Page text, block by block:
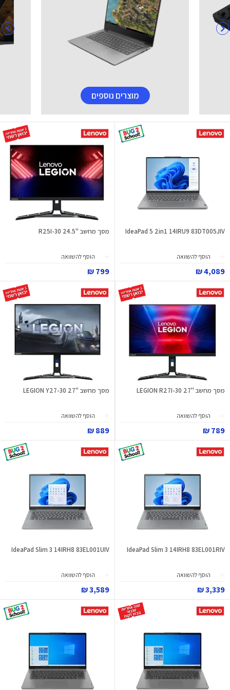
מוצרים נוספים
IdeaPad 5 2in1 14IRU9 83DT005JIV
הוסף להשוואה
4,089 ₪
מסך מחשב "24.5 R25I-30
הוסף להשוואה
799 ₪
מסך מחשב "27 LEGION R27I-30
הוסף להשוואה
789 ₪
מסך מחשב "27 LEGION Y27-30
הוסף להשוואה
889 ₪
IdeaPad Slim 3 14IRH8 83EL001RIV
הוסף להשוואה
3,339 ₪
IdeaPad Slim 3 14IRH8 83EL001UIV
הוסף להשוואה
3,589 ₪